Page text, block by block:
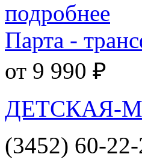
Парта -
от 9 990 ₽
ДЕТСКАЯ-
(3452) 60-